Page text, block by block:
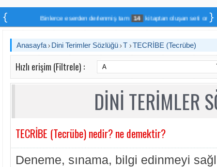
Binlerce eserden derlenmiş tam 14 kitaptan oluşan seti online
Anasayfa Dini Terimler Sözlüğü T TECRİBE (Tecrübe)
Hızlı erişim (Filtrele) :
DİNİ TERİMLER
TECRİBE (Tecrübe) nedir? ne demektir?
Deneme, sınama, bilgi edinmeyi